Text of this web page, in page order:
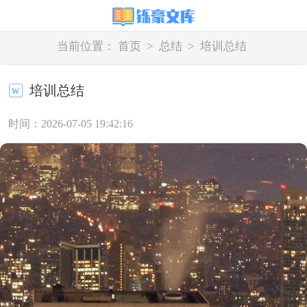
当前位置： 首页 > 总结 > 培训总结
培训总结
时间：2026-07-05 19:42:16